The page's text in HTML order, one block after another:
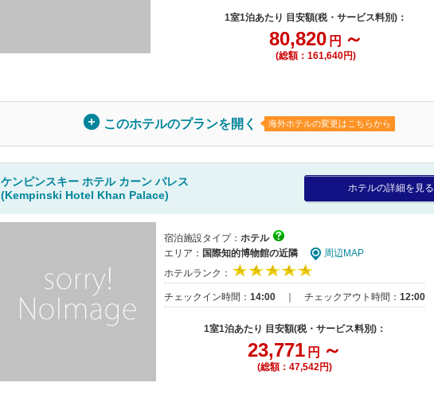
1室1泊あたり 目安額(税・サービス料別)：
80,820 円 ～
(総額：161,640円)
このホテルのプランを開く 海外ホテルの変更はこちらから
ケンピンスキー ホテル カーン パレス
(Kempinski Hotel Khan Palace)
ホテルの詳細を見る
宿泊施設タイプ： ホテル
エリア： 国際知的博物館の近隣
周辺MAP
ホテルランク：
チェックイン時間： 14:00 チェックアウト時間： 12:00
1室1泊あたり 目安額(税・サービス料別)：
23,771 円 ～
(総額：47,542円)